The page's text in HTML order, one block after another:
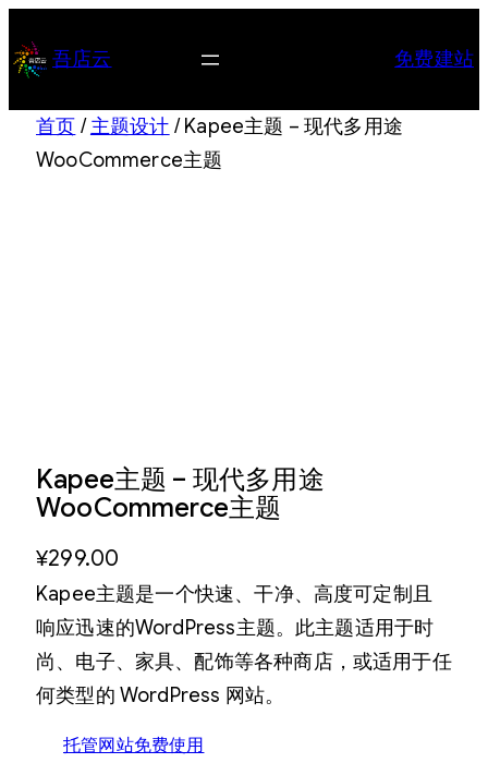
至
吾店云 免费建站
首页 /主题设计 / Kapee主题 – 现代多用途
WooCommerce主题
Kapee主题 – 现代多用途
WooCommerce主题
¥299.00
Kapee主题是一个快速、干净、高度可定制且
响应迅速的WordPress主题。此主题适用于时
尚、电子、家具、配饰等各种商店，或适用于任
何类型的 WordPress 网站。
托管网站免费使用